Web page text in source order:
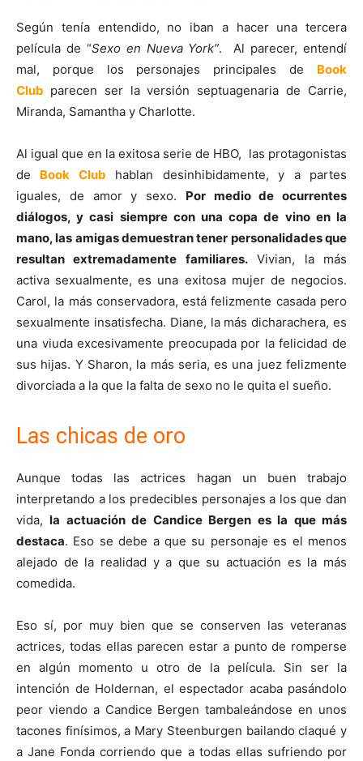
Según tenía entendido, no iban a hacer una tercera
película de “Sexo en Nueva York”. Al parecer, entendí
mal, porque los personajes principales de Book
Club parecen ser la versión septuagenaria de Carrie,
Miranda, Samantha y Charlotte.
Al igual que en la exitosa serie de HBO, las protagonistas
de Book Club hablan desinhibidamente, y a partes
iguales, de amor y sexo. Por medio de ocurrentes
diálogos, y casi siempre con una copa de vino en la
mano, las amigas demuestran tener personalidades que
resultan extremadamente familiares.Vivian, la más
activa sexualmente, es una exitosa mujer de negocios.
Carol, la más conservadora, está felizmente casada pero
sexualmente insatisfecha. Diane, la más dicharachera, es
una viuda excesivamente preocupada por la felicidad de
sus hijas. Y Sharon, la más seria, es una juez felizmente
divorciada a la que la falta de sexo no le quita el sueño.
Las chicas de oro
Aunque todas las actrices hagan un buen trabajo
interpretando a los predecibles personajes a los que dan
vida,la actuación de Candice Bergen es la que más
destaca. Eso se debe a que su personaje es el menos
alejado de la realidad y a que su actuación es la más
comedida.
Eso sí, por muy bien que se conserven las veteranas
actrices, todas ellas parecen estar a punto de romperse
en algún momento u otro de la película. Sin ser la
intención de Holdernan, el espectador acaba pasándolo
peor viendo a Candice Bergen tambaleándose en unos
tacones finísimos, a Mary Steenburgen bailando claqué y
a Jane Fonda corriendo que a todas ellas sufriendo por